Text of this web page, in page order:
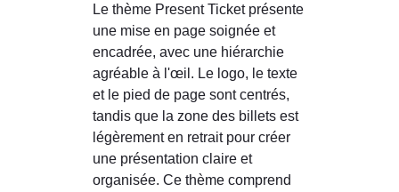
Le thème Present Ticket présente
une mise en page soignée et
encadrée, avec une hiérarchie
agréable à l'œil. Le logo, le texte
et le pied de page sont centrés,
tandis que la zone des billets est
légèrement en retrait pour créer
une présentation claire et
organisée. Ce thème comprend